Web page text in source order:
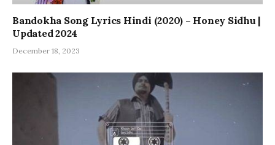
Bandokha Song Lyrics Hindi (2020) – Honey Sidhu |
Updated 2024
December 18, 2023